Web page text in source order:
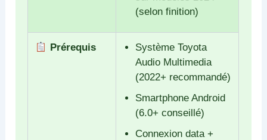
(selon finition)
Prérequis
Système Toyota
Audio Multimedia
(2022+ recommandé)
Smartphone Android
(6.0+ conseillé)
Connexion data +